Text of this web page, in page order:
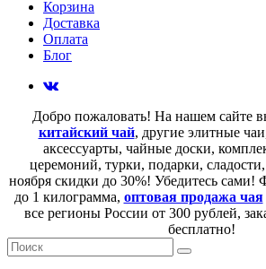
Корзина
Доставка
Оплата
Блог
Добро пожаловать! На нашем сайте
китайский чай, другие элитные
аксессуарты, чайные доски,
церемоний, турки, подарки,
ноября скидки до 30%! Убедитесь сами!
до 1 килограмма, оптовая продажа чая
все регионы России от 300 рублей,
бесплатно!